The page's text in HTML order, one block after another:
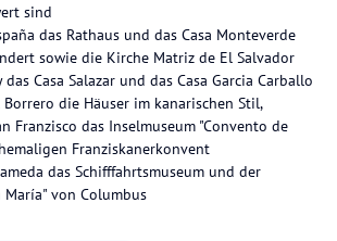
sind
das Rathaus und das Casa Monteverde
sowie die Kirche Matriz de El Salvador
Casa Salazar und das Casa Garcia Carballo
die Häuser im kanarischen Stil,
Franzisco das Inselmuseum "Convento de
Franziskanerkonvent
das Schifffahrtsmuseum und der
María" von Columbus